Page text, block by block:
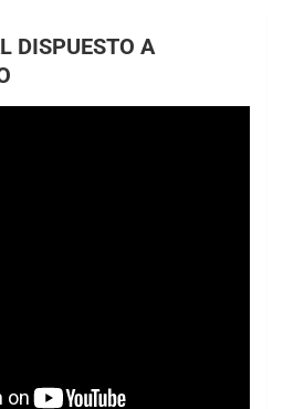
DISPUESTO A